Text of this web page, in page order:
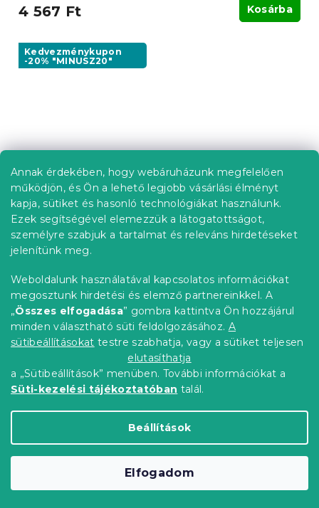
Annak érdekében, hogy webáruházunk megfelelően
működjön, és Ön a lehető legjobb vásárlási élményt
kapja, sütiket és hasonló technológiákat használunk.
Ezek segítségével elemezzük a látogatottságot,
személyre szabjuk a tartalmat és releváns hirdetéseket
jelenítünk meg.
Weboldalunk használatával kapcsolatos információkat
megosztunk hirdetési és elemző partnereinkkel. A
„Összes elfogadása” gombra kattintva Ön hozzájárul
minden választható süti feldolgozásához. A
sütibeállításokat testre szabhatja, vagy a sütiket teljesen
elutasíthatja
a „Sütibeállítások” menüben. További információkat a
Süti-kezelési tájékoztatóban talál.
Beállítások
Elfogadom
4 567 Ft Kosárba
Kedvezménykupon
-20% "MINUSZ20"
180x200 cm
Raktáron(>10 db)
4 468 Ft Kosárba